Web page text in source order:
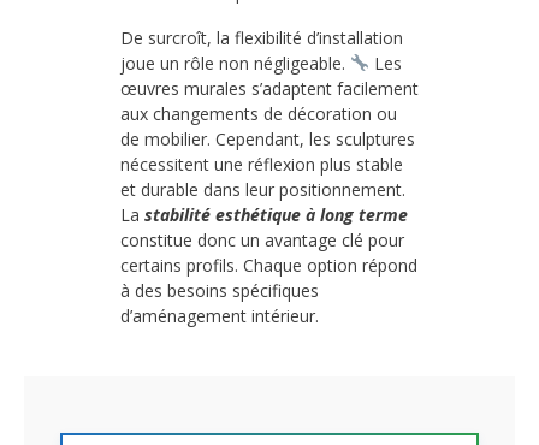
De surcroît, la flexibilité d’installation
joue un rôle non négligeable.
Les
œuvres murales s’adaptent facilement
aux changements de décoration ou
de mobilier. Cependant, les sculptures
nécessitent une réflexion plus stable
et durable dans leur positionnement.
La stabilité esthétique à long terme
constitue donc un avantage clé pour
certains profils. Chaque option répond
à des besoins spécifiques
d’aménagement intérieur.